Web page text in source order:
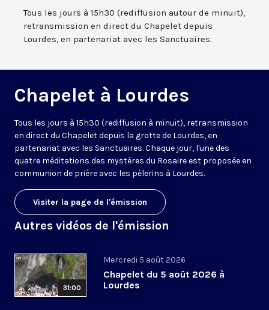
Tous les jours à 15h30 (rediffusion autour de minuit),
retransmission en direct du Chapelet depuis
Lourdes, en partenariat avec les Sanctuaires.
Chapelet à Lourdes
Tous les jours à 15h30 (rediffusion à minuit), retransmission
en direct du Chapelet depuis la grotte de Lourdes, en
partenariat avec les Sanctuaires. Chaque jour, l'une des
quatre méditations des mystères du Rosaire est proposée en
communion de prière avec les pèlerins à Lourdes.
Visiter la page de l'émission
Autres vidéos de l'émission
31:00
Mercredi 5 août 2026
Chapelet du 5 août 2026 à
Lourdes